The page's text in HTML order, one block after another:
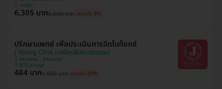
บางซื่อ
6,305 บาท6,500 บาท ประหยัด 3%
ปรึกษาแพทย์ เพื่อประเมินการฉีดโบท็อกซ์
J Young Clinic (เจยังคลินิกเวชกรรม)
คลองเตย , สวนหลวง
BTS อ่อนนุช
484 บาท1,000 บาท ประหยัด 52%